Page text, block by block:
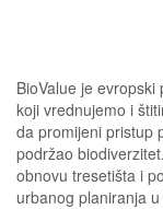
BioValue je
koji vrednujemo i
da promijeni pristup
podržao
obnovu tresetišta i
urbanog planiranja